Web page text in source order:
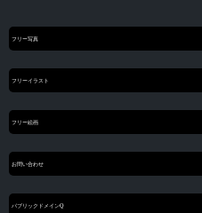
フリー写真
フリーイラスト
フリー絵画
お問い合わせ
パブリックドメインQ